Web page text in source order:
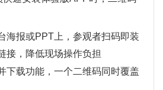
海报或PPT上，参观者扫码即装
接，降低现场操作负担
下载功能，一个二维码同时覆盖